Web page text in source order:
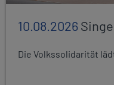
10.08.2026
Die Volkssolidarität